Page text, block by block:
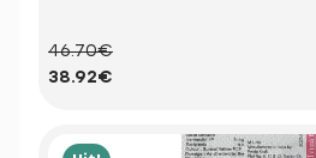
46.70€
38.92€